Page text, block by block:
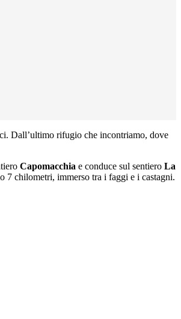
Dall’ultimo rifugio che incontriamo, dove
Capomacchia e conduce sul sentiero La
7 chilometri, immerso tra i faggi e i castagni.